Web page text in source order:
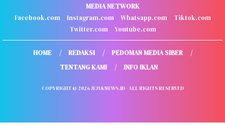
MEDIA NETWORK
Facebook.com
Instagram.com Whatsapp.com
Tiktok.com
Twitter.com
Youtube.com
HOME REDAKSI
PEDOMAN MEDIA SIBER
TENTANG KAMI
INFO IKLAN
COPYRIGHT © 2026 JEJAKNEWS.ID - ALL RIGHTS RESERVED